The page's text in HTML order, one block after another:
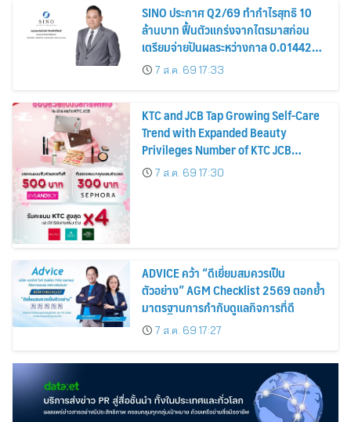
SINO ประกาศ Q2/69 ทำกำไรสุทธิ 10
ล้านบาท ฟื้นตัวแกร่งจากไตรมาสก่อน
เตรียมจ่ายปันผลระหว่างกาล 0.014423
บาทต่อหุ้น ครึ่งปีหลังมุ่งเติบโตต่อเนื่อง
7 ส.ค. 69 17:33
KTC and JCB Tap Growing Self-Care
Trend with Expanded Beauty
Privileges Number of KTC JCB
Cardmembers Spending on
Cosmetics Rises 26%
7 ส.ค. 69 17:30
ADVICE คว้า “ดีเยี่ยมสมควรเป็น
ตัวอย่าง” AGM Checklist 2569 ตอกย้ำ
มาตรฐานการกำกับดูแลกิจการที่ดี
7 ส.ค. 69 17:27